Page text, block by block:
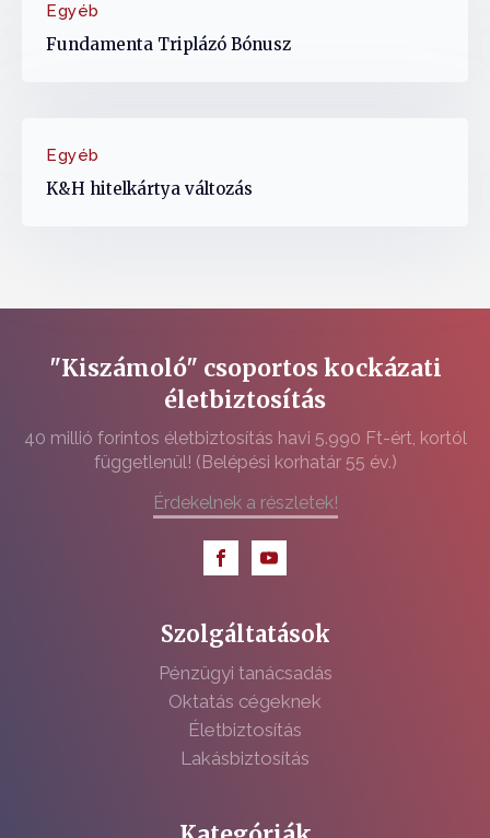
Egyéb
Fundamenta Triplázó Bónusz
Egyéb
K&H hitelkártya változás
"Kiszámoló" csoportos kockázati
életbiztosítás
40 millió forintos életbiztosítás havi 5.990 Ft-ért, kortól
függetlenül! (Belépési korhatár 55 év.)
Érdekelnek a részletek!
Szolgáltatások
Pénzügyi tanácsadás
Oktatás cégeknek
Életbiztosítás
Lakásbiztosítás